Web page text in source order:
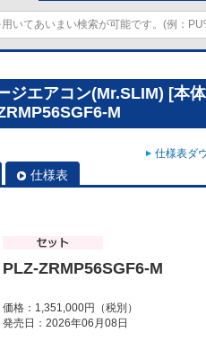
ジエアコン(Mr.SLIM) [本
M
仕様表ダ
仕様表
PLZ-ZRMP56SGF6-M
価格：1,351,000円（税別）
発売日：2026年06月08日